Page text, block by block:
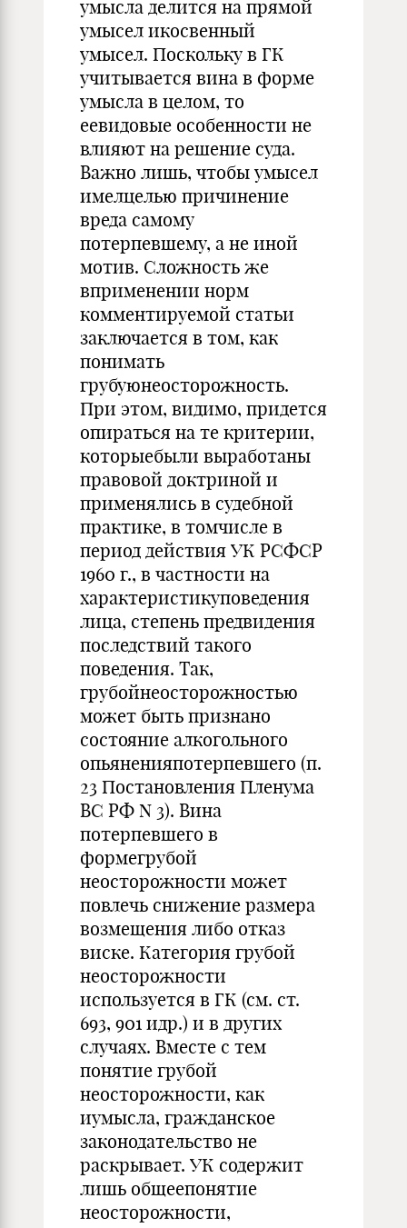
умысла делится на прямой
умысел икосвенный
умысел. Поскольку в ГК
учитывается вина в форме
умысла в целом, то
еевидовые особенности не
влияют на решение суда.
Важно лишь, чтобы умысел
имелцелью причинение
вреда самому
потерпевшему, а не иной
мотив. Сложность же
вприменении норм
комментируемой статьи
заключается в том, как
понимать
грубуюнеосторожность.
При этом, видимо, придется
опираться на те критерии,
которыебыли выработаны
правовой доктриной и
применялись в судебной
практике, в томчисле в
период действия УК РСФСР
1960 г., в частности на
характеристикуповедения
лица, степень предвидения
последствий такого
поведения. Так,
грубойнеосторожностью
может быть признано
состояние алкогольного
опьяненияпотерпевшего (п.
23 Постановления Пленума
ВС РФ N 3). Вина
потерпевшего в
формегрубой
неосторожности может
повлечь снижение размера
возмещения либо отказ
виске. Категория грубой
неосторожности
используется в ГК (см. ст.
693, 901 идр.) и в других
случаях. Вместе с тем
понятие грубой
неосторожности, как
иумысла, гражданское
законодательство не
раскрывает. УК содержит
лишь общеепонятие
неосторожности,